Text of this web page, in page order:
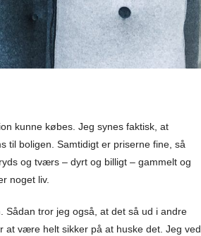
kunne købes. Jeg synes faktisk, at
til boligen. Samtidigt er priserne fine, så
og tværs – dyrt og billigt – gammelt og
noget liv.
Sådan tror jeg også, at det så ud i andre
at være helt sikker på at huske det. Jeg ved